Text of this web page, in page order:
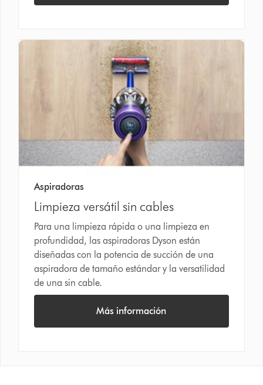
Aspiradoras
Limpieza versátil sin cables
Para una limpieza rápida o una limpieza en
profundidad, las aspiradoras Dyson están
diseñadas con la potencia de succión de una
aspiradora de tamaño estándar y la versatilidad
de una sin cable.
Más información